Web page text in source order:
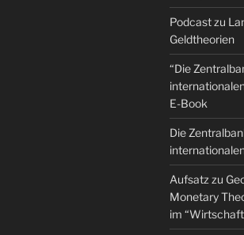
Podcast zu
Geldtheorien
“Die
E-Book
Die
Aufsatz zu
Monetary
im